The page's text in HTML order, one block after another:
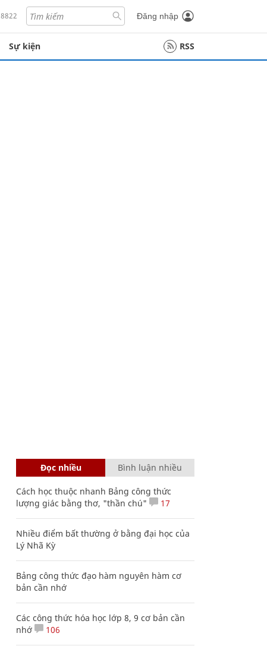
Đăng nhập
Sự kiện RSS
Đọc nhiều Bình luận nhiều
Cách học thuộc nhanh Bảng công thức
lượng giác bằng thơ, "thần chú"
17
Nhiều điểm bất thường ở bằng đại học của
Lý Nhã Kỳ
Bảng công thức đạo hàm nguyên hàm cơ
bản cần nhớ
Các công thức hóa học lớp 8, 9 cơ bản cần
nhớ
106